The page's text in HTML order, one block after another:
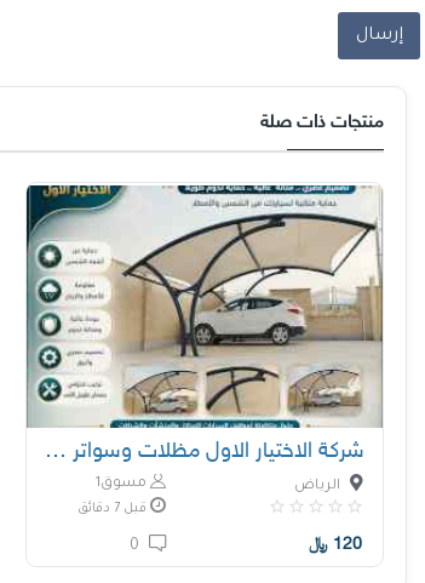
إرسال
منتجات ذات صلة
شركة الاختيار الاول مظلات وسواتر معرض الـرياض
مسوق1 الرياض
قبل 7 دقائق
120 ﷼